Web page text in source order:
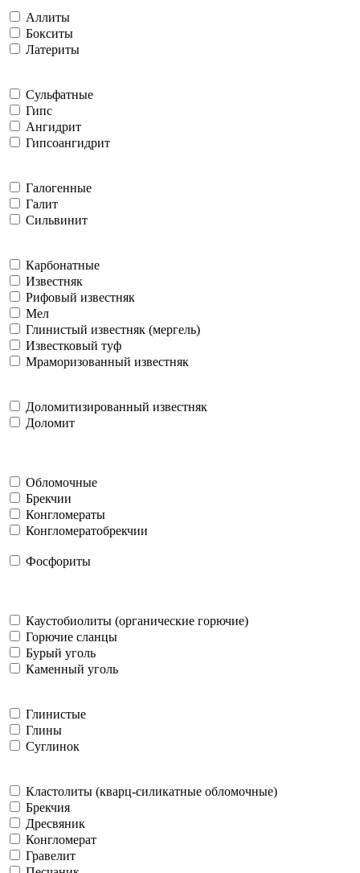
Аллиты
Бокситы
Латериты
Сульфатные
Гипс
Ангидрит
Гипсоангидрит
Галогенные
Галит
Сильвинит
Карбонатные
Известняк
Рифовый известняк
Мел
Глинистый известняк (мергель)
Известковый туф
Мраморизованный известняк
Доломитизированный известняк
Доломит
Обломочные
Брекчии
Конгломераты
Конгломератобрекчии
Фосфориты
Каустобиолиты (органические горючие)
Горючие сланцы
Бурый уголь
Каменный уголь
Глинистые
Глины
Суглинок
Кластолиты (кварц-силикатные обломочные)
Брекчия
Дресвяник
Конгломерат
Гравелит